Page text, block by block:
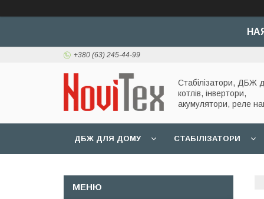
+380 (63) 245-44-99
Стабілізатори, ДБЖ
котлів, інвертори,
акумулятори, реле
ДБЖ ДЛЯ ДОМУ СТАБІЛІЗАТОРИ